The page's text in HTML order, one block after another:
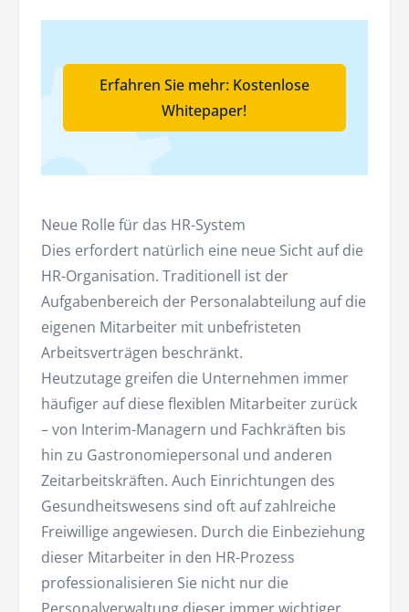
Erfahren Sie mehr: Kostenlose
Whitepaper!
Neue Rolle für das HR-System
Dies erfordert natürlich eine neue Sicht auf die
HR-Organisation. Traditionell ist der
Aufgabenbereich der Personalabteilung auf die
eigenen Mitarbeiter mit unbefristeten
Arbeitsverträgen beschränkt.
Heutzutage greifen die Unternehmen immer
häufiger auf diese flexiblen Mitarbeiter zurück
– von Interim-Managern und Fachkräften bis
hin zu Gastronomiepersonal und anderen
Zeitarbeitskräften. Auch Einrichtungen des
Gesundheitswesens sind oft auf zahlreiche
Freiwillige angewiesen. Durch die Einbeziehung
dieser Mitarbeiter in den HR-Prozess
professionalisieren Sie nicht nur die